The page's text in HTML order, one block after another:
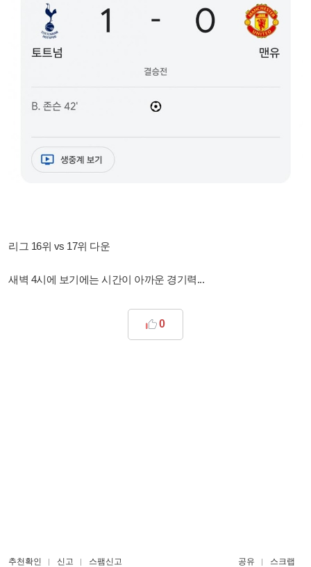
리그 16위 vs 17위 다운
새벽 4시에 보기에는 시간이 아까운 경기력...
0
추천확인 신고 스팸신고 공유 스크랩